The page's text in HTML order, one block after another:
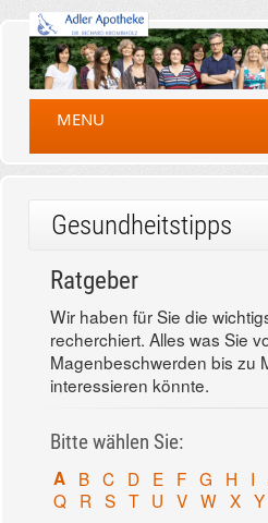
MENU
Gesundheitstipps
Ratgeber
Wir haben für Sie die
recherchiert. Alles was Sie
Magenbeschwerden bis zu
interessieren könnte.
Bitte wählen Sie:
A B C D E F G H I
Q R S T U V W X Y